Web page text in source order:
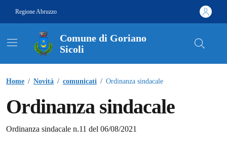
Regione Abruzzo
Comune di Goriano
Sicoli
Home / Novità / comunicati / Ordinanza sindacale
Ordinanza sindacale
Dettagli della notizia
Ordinanza sindacale n.11 del 06/08/2021